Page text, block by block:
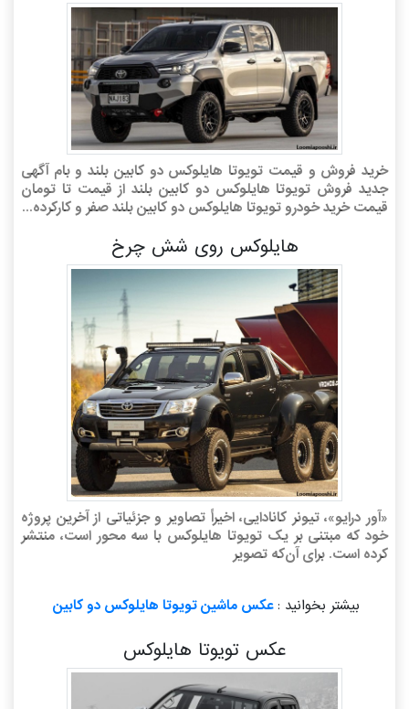
خرید فروش و قیمت تویوتا هایلوکس دو کابین بلند و بام آگهی
جدید فروش تویوتا هایلوکس دو کابین بلند از قیمت تا تومان
قیمت خرید خودرو تویوتا هایلوکس دو کابین بلند صفر و کارکرده...
هایلوکس روی شش چرخ
«آور درایو»، تیونر کانادایی، اخیراً تصاویر و جزئیاتی از آخرین پروژه
خود که مبتنی بر یک تویوتا هایلوکس با سه محور است، منتشر
کرده است. برای آن‌که تصویر
بیشتر بخوانید :عکس ماشین تویوتا هایلوکس دو کابین
عکس تویوتا هایلوکس